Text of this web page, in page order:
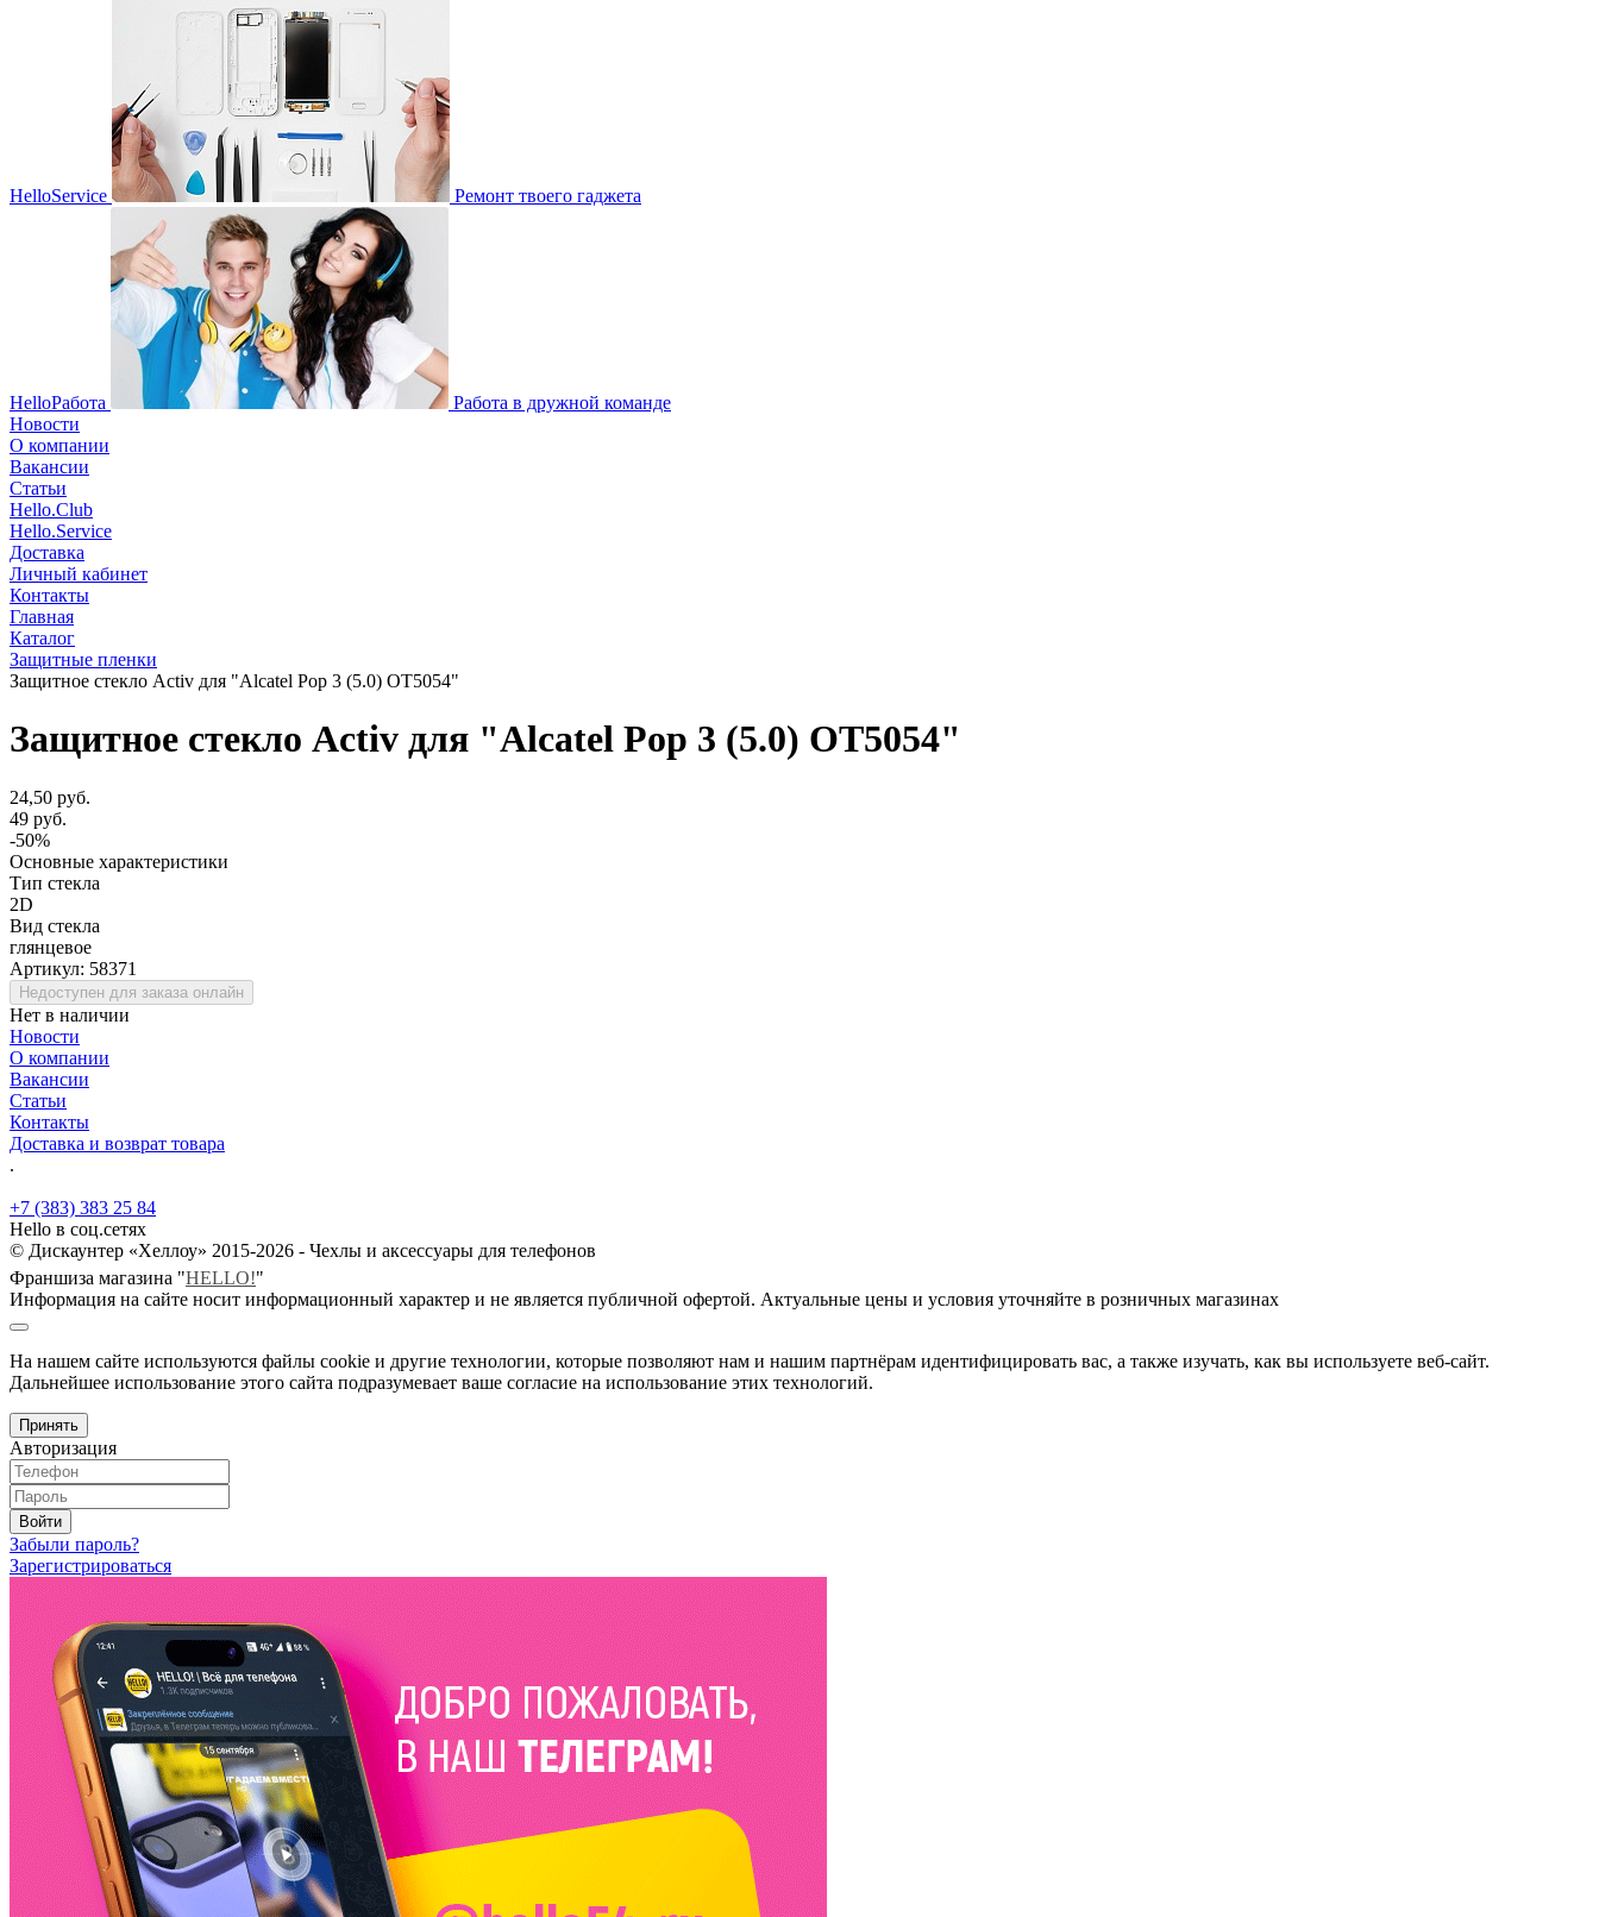
HelloService Ремонт твоего гаджета
HelloРабота
Работа в дружной команде
Новости
О компании
Вакансии
Статьи
Hello.Club
Hello.Service
Доставка
Личный кабинет
Контакты
Главная
Каталог
Защитные пленки
Защитное стекло Activ для "Alcatel Pop 3 (5.0) OT5054"
Защитное стекло Activ для "Alcatel Pop 3 (5.0) OT5054"
24,50 руб.
49 руб.
-50%
Основные характеристики
Тип стекла
2D
Вид стекла
глянцевое
Артикул: 58371
Недоступен для заказа онлайн
Нет в наличии
Новости
О компании
Вакансии
Статьи
Контакты
Доставка и возврат товара
.
+7 (383) 383 25 84
Hello в соц.сетях
© Дискаунтер «Хеллоу» 2015-2026 - Чехлы и аксессуары для телефонов
Франшиза магазина "HELLO!"
Информация на сайте носит информационный характер и не является публичной офертой. Актуальные цены и условия уточняйте в розничных магазинах
На нашем сайте используются файлы cookie и другие технологии, которые позволяют нам и нашим партнёрам идентифицировать вас, а также изучать, как вы используете веб-сайт.
Дальнейшее использование этого сайта подразумевает ваше согласие на использование этих технологий.
Принять
Авторизация
Войти
Забыли пароль?
Зарегистрироваться